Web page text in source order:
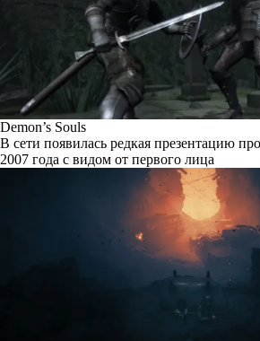
Demon’s Souls
В сети появилась редкая презентацию
2007 года с видом от первого лица